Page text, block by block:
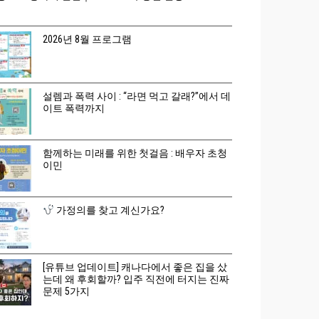
2026년 8월 프로그램
설렘과 폭력 사이 : “라면 먹고 갈래?”에서 데
이트 폭력까지
함께하는 미래를 위한 첫걸음 : 배우자 초청
이민
가정의를 찾고 계신가요?
[유튜브 업데이트] 캐나다에서 좋은 집을 샀
는데 왜 후회할까? 입주 직전에 터지는 진짜
문제 5가지